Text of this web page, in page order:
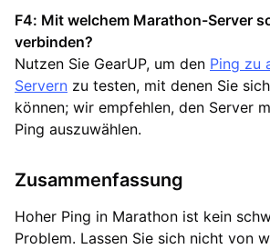
F4: Mit welchem Marathon-Server
verbinden?
Nutzen Sie GearUP, um den Ping zu
Servern zu testen, mit denen Sie
können; wir empfehlen, den Server
Ping auszuwählen.
Zusammenfassung
Hoher Ping in Marathon ist kein
Problem. Lassen Sie sich nicht von